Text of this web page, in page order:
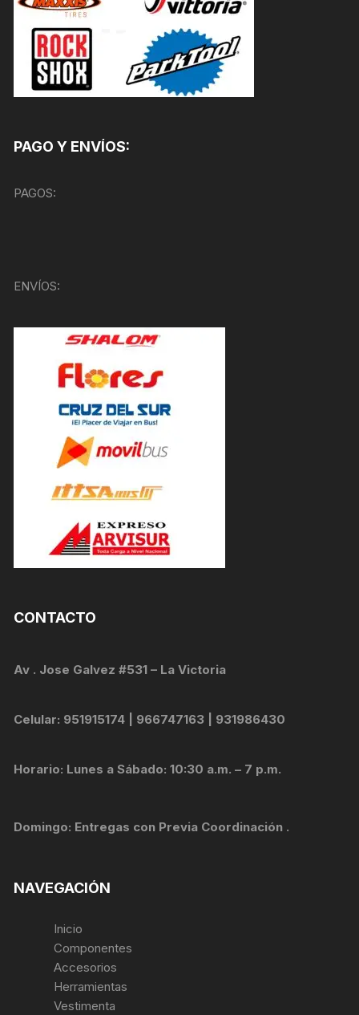
PAGO Y ENVÍOS:
PAGOS:
ENVÍOS:
CONTACTO
Av . Jose Galvez #531 – La Victoria
Celular: 951915174 | 966747163 | 931986430
Horario: Lunes a Sábado: 10:30 a.m. – 7 p.m.
Domingo: Entregas con Previa Coordinación .
NAVEGACIÓN
Inicio
Componentes
Accesorios
Herramientas
Vestimenta